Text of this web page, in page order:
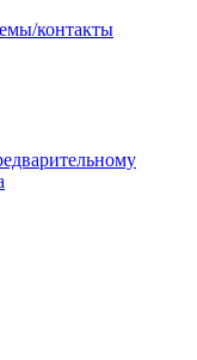
контакты